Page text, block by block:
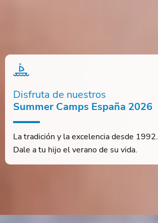
Disfruta de nuestros
Summer Camps España 2026
La tradición y la excelencia desde 1992.
Dale a tu hijo el verano de su vida.